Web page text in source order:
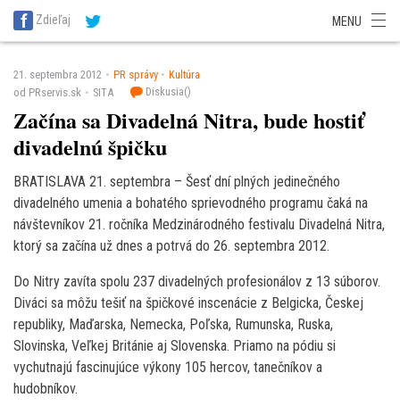
SITA Energetika
SITA Potravinárstvo
Zdieľaj MENU
21. septembra 2012 PR správy
Kultúra
od PRservis.sk
SITA Diskusia()
Začína sa Divadelná Nitra, bude hostiť
divadelnú špičku
BRATISLAVA 21. septembra – Šesť dní plných jedinečného
divadelného umenia a bohatého sprievodného programu čaká na
návštevníkov 21. ročníka Medzinárodného festivalu Divadelná Nitra,
ktorý sa začína už dnes a potrvá do 26. septembra 2012.
Do Nitry zavíta spolu 237 divadelných profesionálov z 13 súborov.
Diváci sa môžu tešiť na špičkové inscenácie z Belgicka, Českej
republiky, Maďarska, Nemecka, Poľska, Rumunska, Ruska,
Slovinska, Veľkej Británie aj Slovenska. Priamo na pódiu si
vychutnajú fascinujúce výkony 105 hercov, tanečníkov a
hudobníkov.